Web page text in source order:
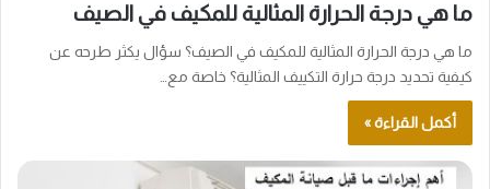
ما هي درجة الحرارة المثالية للمكيف في الصيف
ما هي درجة الحرارة المثالية للمكيف في الصيف؟ سؤال يكثر طرحه عن
كيفية تحديد درجة حرارة التكييف المثالية؟ خاصة مع…
أكمل القراءة »